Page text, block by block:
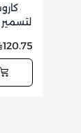
لتسمير
120.75